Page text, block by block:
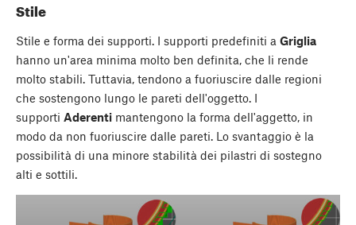
Stile
Stile e forma dei supporti. I supporti predefiniti a Griglia
hanno un'area minima molto ben definita, che li rende
molto stabili. Tuttavia, tendono a fuoriuscire dalle regioni
che sostengono lungo le pareti dell'oggetto. I
supporti Aderenti mantengono la forma dell'aggetto, in
modo da non fuoriuscire dalle pareti. Lo svantaggio è la
possibilità di una minore stabilità dei pilastri di sostegno
alti e sottili.